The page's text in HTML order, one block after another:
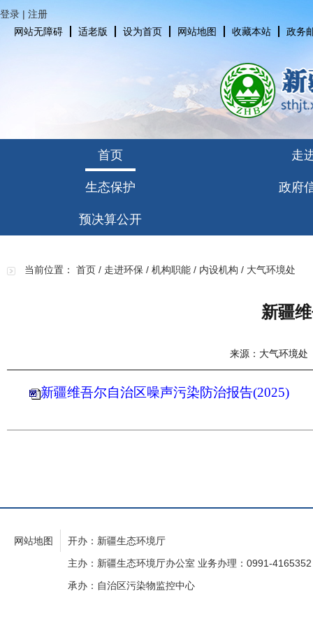
登录 | 注册
网站无障碍
适老版 设为首页 网站地图 收藏本站 政务
首页 走
生态保护 政府
预决算公开
当前位置： 首页 / 走进环保 / 机构职能 / 内设机构 / 大气环境处
新疆
来源：大气环境处
新疆维吾尔自治区噪声污染防治报告(2025)
网站地图
开办：新疆生态环境厅
主办：新疆生态环境厅办公室 业务办理：0991-4165352
承办：自治区污染物监控中心